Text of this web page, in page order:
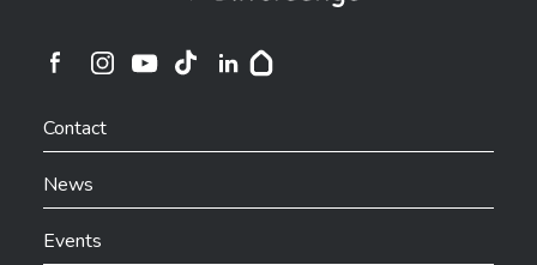
Ville de Differdange sur Instagram
Contact
News
Events